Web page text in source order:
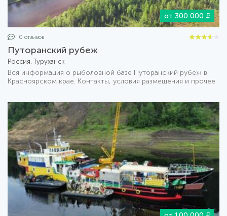
от 300 000
0 отзывов
Путоранский рубеж
Россия, Туруханск
Вся информация о рыболовной базе Путоранский рубеж в
Красноярском крае. Контакты, условия размещения и прочее